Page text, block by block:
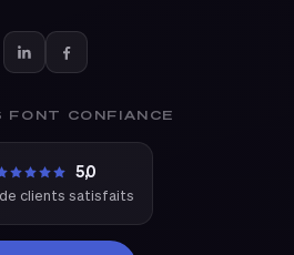
FONT CONFIANCE
5,0
de clients satisfaits